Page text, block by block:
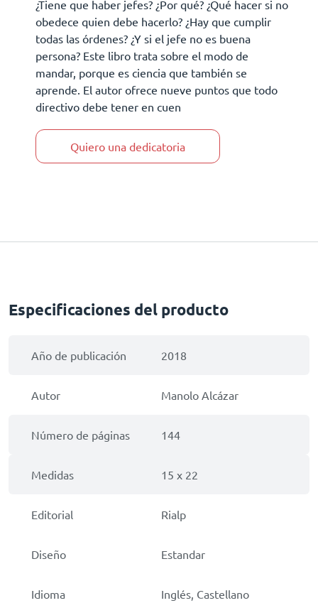
¿Tiene que haber jefes? ¿Por qué? ¿Qué hacer si no
obedece quien debe hacerlo? ¿Hay que cumplir
todas las órdenes? ¿Y si el jefe no es buena
persona? Este libro trata sobre el modo de
mandar, porque es ciencia que también se
aprende. El autor ofrece nueve puntos que todo
directivo debe tener en cuen
Quiero una dedicatoria
Especificaciones del producto
Año de publicación 2018
Autor Manolo Alcázar
Número de páginas 144
Medidas 15 x 22
Editorial Rialp
Diseño Estandar
Idioma Inglés, Castellano